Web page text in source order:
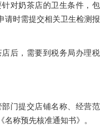
对奶茶店的卫生条件，包
请时需提交相关卫生检测报
后，需要到税务局办理税
门提交店铺名称、经营范
称预先核准通知书》。